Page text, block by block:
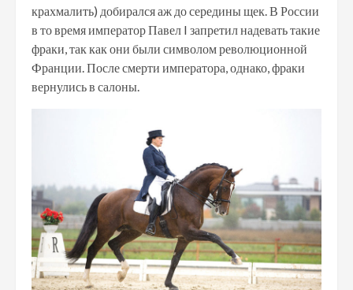
крахмалить) добирался аж до середины щек. В России
в то время император Павел I запретил надевать такие
фраки, так как они были символом революционной
Франции. После смерти императора, однако, фраки
вернулись в салоны.